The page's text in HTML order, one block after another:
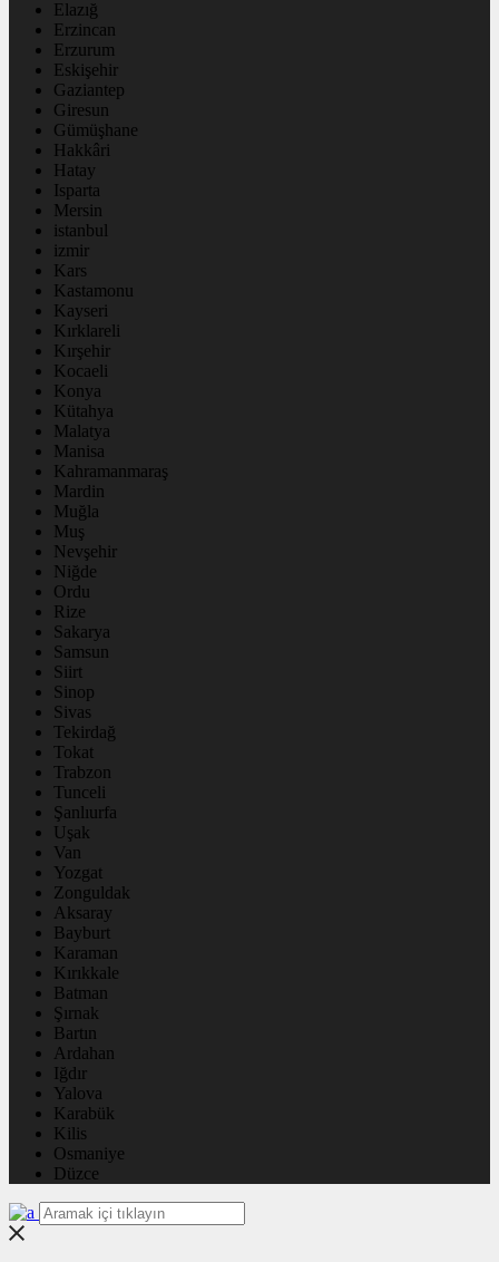
Elazığ
Erzincan
Erzurum
Eskişehir
Gaziantep
Giresun
Gümüşhane
Hakkâri
Hatay
Isparta
Mersin
istanbul
izmir
Kars
Kastamonu
Kayseri
Kırklareli
Kırşehir
Kocaeli
Konya
Kütahya
Malatya
Manisa
Kahramanmaraş
Mardin
Muğla
Muş
Nevşehir
Niğde
Ordu
Rize
Sakarya
Samsun
Siirt
Sinop
Sivas
Tekirdağ
Tokat
Trabzon
Tunceli
Şanlıurfa
Uşak
Van
Yozgat
Zonguldak
Aksaray
Bayburt
Karaman
Kırıkkale
Batman
Şırnak
Bartın
Ardahan
Iğdır
Yalova
Karabük
Kilis
Osmaniye
Düzce